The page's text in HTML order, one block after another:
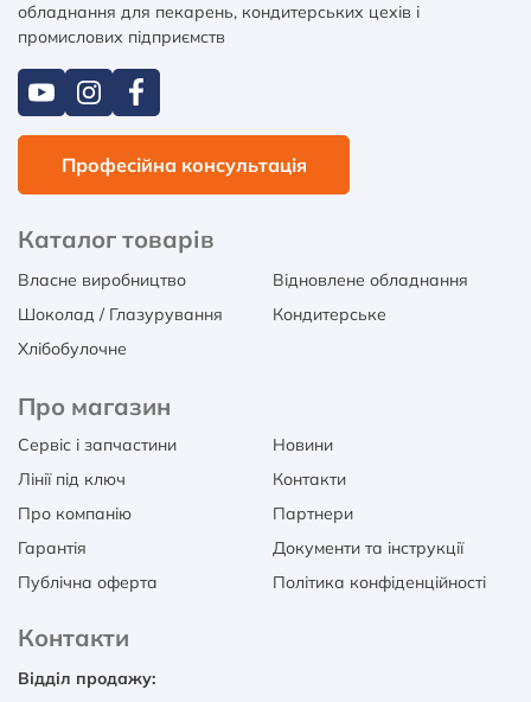
обладнання для пекарень, кондитерських цехів і
промислових підприємств
Професійна консультація
Каталог товарів
Власне виробництво
Відновлене обладнання
Шоколад / Глазурування
Кондитерське
Хлібобулочне
Про магазин
Сервіс і запчастини
Новини
Лінії під ключ
Контакти
Про компанію
Партнери
Гарантія
Документи та інструкції
Публічна оферта
Політика конфіденційності
Контакти
Відділ продажу: